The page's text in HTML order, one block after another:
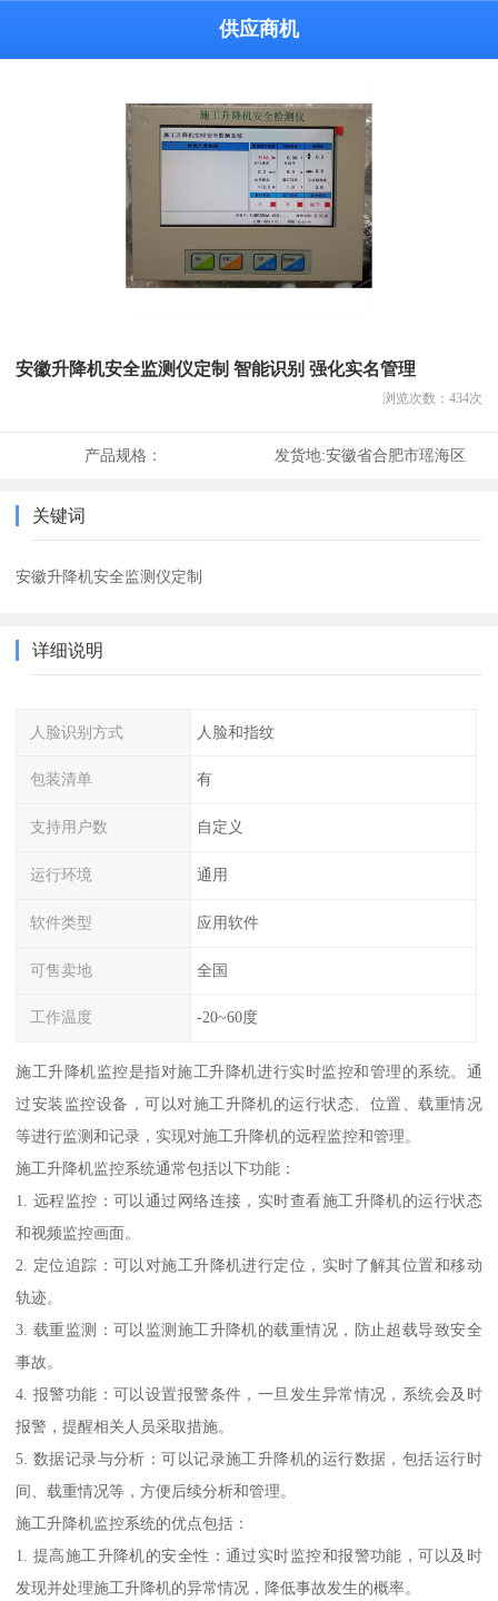
供应商机
安徽升降机安全监测仪定制 智能识别 强化实名管理
浏览次数： 434次
产品规格： 发货地:安徽省合肥市瑶海区
关键词
安徽升降机安全监测仪定制
详细说明
人脸识别方式 人脸和指纹
包装清单 有
支持用户数 自定义
运行环境 通用
软件类型 应用软件
可售卖地 全国
工作温度 -20~60度
施工升降机监控是指对施工升降机进行实时监控和管理的系统。通
过安装监控设备，可以对施工升降机的运行状态、位置、载重情况
等进行监测和记录，实现对施工升降机的远程监控和管理。
施工升降机监控系统通常包括以下功能：
1. 远程监控：可以通过网络连接，实时查看施工升降机的运行状态
和视频监控画面。
2. 定位追踪：可以对施工升降机进行定位，实时了解其位置和移动
轨迹。
3. 载重监测：可以监测施工升降机的载重情况，防止超载导致安全
事故。
4. 报警功能：可以设置报警条件，一旦发生异常情况，系统会及时
报警，提醒相关人员采取措施。
5. 数据记录与分析：可以记录施工升降机的运行数据，包括运行时
间、载重情况等，方便后续分析和管理。
施工升降机监控系统的优点包括：
1. 提高施工升降机的安全性：通过实时监控和报警功能，可以及时
发现并处理施工升降机的异常情况，降低事故发生的概率。